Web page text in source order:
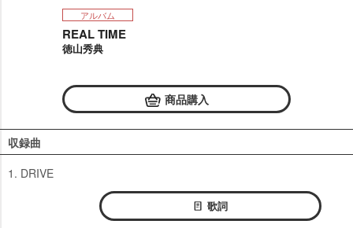
アルバム
REAL TIME
徳山秀典
商品購入
収録曲
1. DRIVE
歌詞